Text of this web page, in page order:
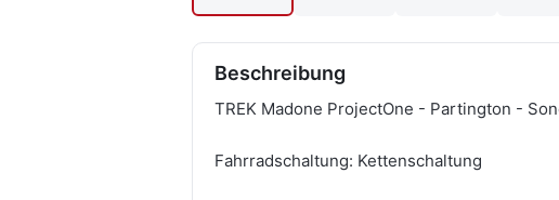
Beschreibung
TREK Madone ProjectOne - Partington -
Fahrradschaltung: Kettenschaltung